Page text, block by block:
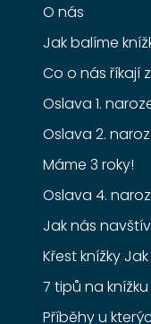
O nás
Jak balíme
Co o nás říkají
Oslava 1.
Oslava 2.
Máme 3 roky!
Oslava 4.
Jak nás
Křest knížky
7 tipů na
Příběhy u